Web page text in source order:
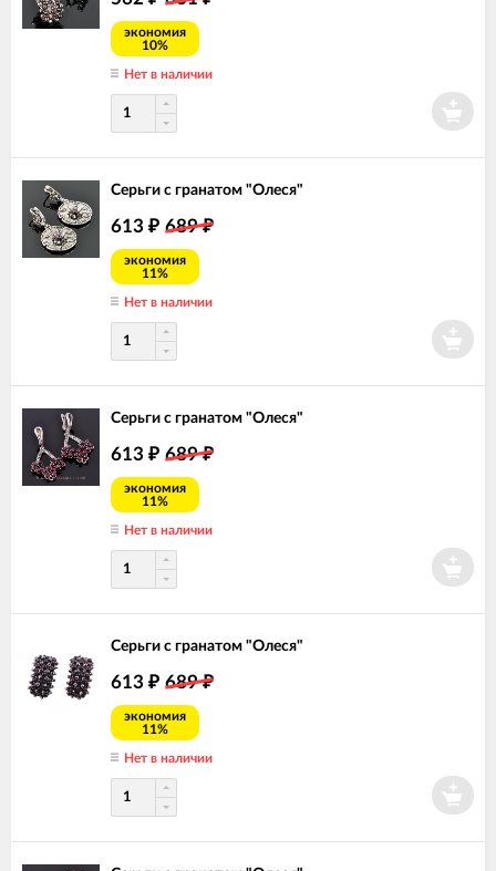
экономия
10%
Нет в наличии
Серьги с гранатом "Олеся"
613 ₽ 689₽
экономия
11%
Нет в наличии
Серьги с гранатом "Олеся"
613 ₽ 689₽
экономия
11%
Нет в наличии
Серьги с гранатом "Олеся"
613 ₽ 689₽
экономия
11%
Нет в наличии